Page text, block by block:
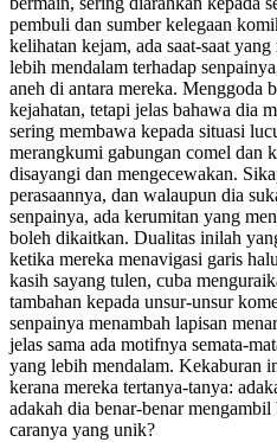
pembuli dan sumber kelegaan
kelihatan kejam, ada saat-saat
lebih mendalam terhadap
aneh di antara mereka. Menggoda
kejahatan, tetapi jelas bahawa dia
sering membawa kepada situasi
merangkumi gabungan comel dan
disayangi dan mengecewakan.
perasaannya, dan walaupun dia
senpainya, ada kerumitan yang
boleh dikaitkan. Dualitas inilah
ketika mereka menavigasi garis
kasih sayang tulen, cuba
tambahan kepada unsur-unsur
senpainya menambah lapisan
jelas sama ada motifnya semata-
yang lebih mendalam. Kekaburan
kerana mereka tertanya-tanya:
adakah dia benar-benar
caranya yang unik?